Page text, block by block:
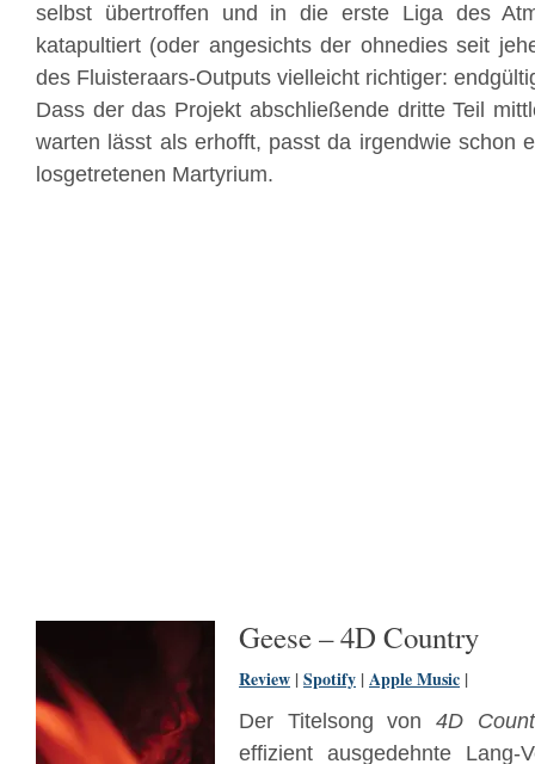
selbst übertroffen und in die erste Liga des
katapultiert (oder angesichts der ohnedies seit
des Fluisteraars-Outputs vielleicht richtiger:
Dass der das Projekt abschließende dritte Teil
warten lässt als erhofft, passt da irgendwie schon
losgetretenen Martyrium.
Geese – 4D Country
Review |Spotify |Apple Music |
Der Titelsong von4D
effizient ausgedehnte Lang-